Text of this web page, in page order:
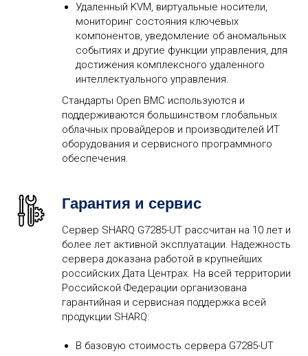
Удаленный KVM, виртуальные носители,
мониторинг состояния ключевых
компонентов, уведомление об аномальных
событиях и другие функции управления, для
достижения комплексного удаленного
интеллектуального управления.
Стандарты Open BMC используются и
поддерживаются большинством глобальных
облачных провайдеров и производителей ИТ
оборудования и сервисного программного
обеспечения.
Гарантия и сервис
Сервер SHARQ G7285-UT рассчитан на 10 лет и
более лет активной эксплуатации. Надежность
сервера доказана работой в крупнейших
российских Дата Центрах. На всей территории
Российской Федерации организована
гарантийная и сервисная поддержка всей
продукции SHARQ:
В базовую стоимость сервера G7285-UT